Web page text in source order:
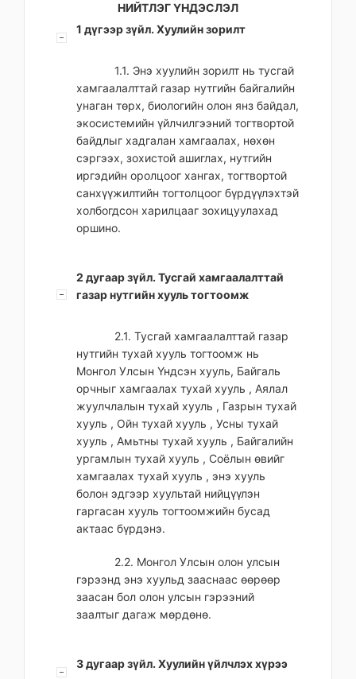
НИЙТЛЭГ ҮНДЭСЛЭЛ
1 дүгээр зүйл. Хуулийн зорилт
1.1. Энэ хуулийн зорилт нь тусгай
хамгаалалттай газар нутгийн байгалийн
унаган төрх, биологийн олон янз байдал,
экосистемийн үйлчилгээний тогтвортой
байдлыг хадгалан хамгаалах, нөхөн
сэргээх, зохистой ашиглах, нутгийн
иргэдийн оролцоог хангах, тогтвортой
санхүүжилтийн тогтолцоог бүрдүүлэхтэй
холбогдсон харилцааг зохицуулахад
оршино.
2 дугаар зүйл. Тусгай хамгаалалттай
газар нутгийн хууль тогтоомж
2.1. Тусгай хамгаалалттай газар
нутгийн тухай хууль тогтоомж нь
Монгол Улсын Үндсэн хууль, Байгаль
орчныг хамгаалах тухай хууль , Аялал
жуулчлалын тухай хууль , Газрын тухай
хууль , Ойн тухай хууль , Усны тухай
хууль , Амьтны тухай хууль , Байгалийн
ургамлын тухай хууль , Соёлын өвийг
хамгаалах тухай хууль , энэ хууль
болон эдгээр хуультай нийцүүлэн
гаргасан хууль тогтоомжийн бусад
актаас бүрдэнэ.
2.2. Монгол Улсын олон улсын
гэрээнд энэ хуульд зааснаас өөрөөр
заасан бол олон улсын гэрээний
заалтыг дагаж мөрдөнө.
3 дугаар зүйл. Хуулийн үйлчлэх хүрээ